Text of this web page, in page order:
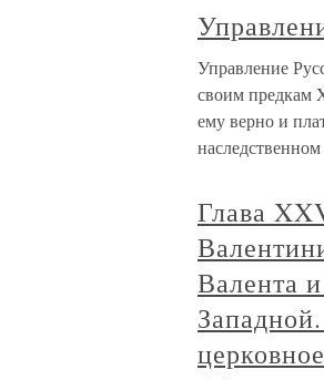
Управление
своим предкам
ему верно и
наследственном
Глава
Валента